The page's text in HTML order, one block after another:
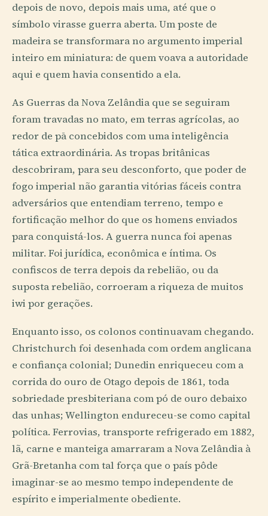
depois de novo, depois mais uma, até que o
símbolo virasse guerra aberta. Um poste de
madeira se transformara no argumento imperial
inteiro em miniatura: de quem voava a autoridade
aqui e quem havia consentido a ela.
As Guerras da Nova Zelândia que se seguiram
foram travadas no mato, em terras agrícolas, ao
redor de pā concebidos com uma inteligência
tática extraordinária. As tropas britânicas
descobriram, para seu desconforto, que poder de
fogo imperial não garantia vitórias fáceis contra
adversários que entendiam terreno, tempo e
fortificação melhor do que os homens enviados
para conquistá-los. A guerra nunca foi apenas
militar. Foi jurídica, econômica e íntima. Os
confiscos de terra depois da rebelião, ou da
suposta rebelião, corroeram a riqueza de muitos
iwi por gerações.
Enquanto isso, os colonos continuavam chegando.
Christchurch foi desenhada com ordem anglicana
e confiança colonial; Dunedin enriqueceu com a
corrida do ouro de Otago depois de 1861, toda
sobriedade presbiteriana com pó de ouro debaixo
das unhas; Wellington endureceu-se como capital
política. Ferrovias, transporte refrigerado em 1882,
lã, carne e manteiga amarraram a Nova Zelândia à
Grã-Bretanha com tal força que o país pôde
imaginar-se ao mesmo tempo independente de
espírito e imperialmente obediente.